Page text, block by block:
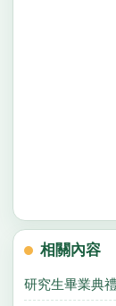
相關內容
研究生畢業典